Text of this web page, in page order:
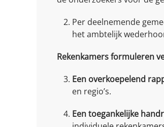
Per deelnemende
het ambtelijk
Rekenkamers formuleren
Een overkoepelend
en regio’s.
Een toegankelijke